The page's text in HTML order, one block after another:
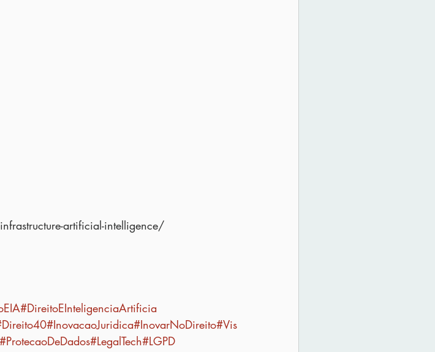
artificial-intelligence/
#DireitoEInteligenciaArtificia
#InovacaoJuridica#InovarNoDireito#Vis
#ProtecaoDeDados#LegalTech#LGPD